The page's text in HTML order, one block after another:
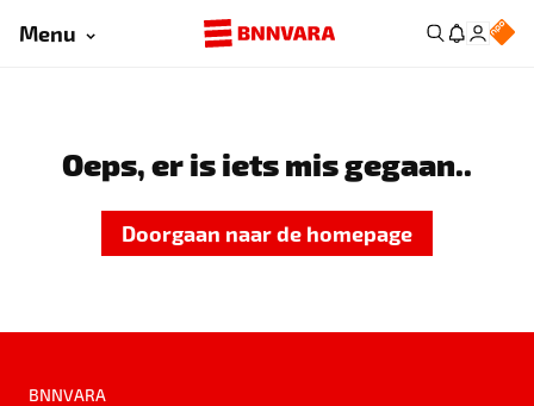
Menu
Oeps, er is iets mis gegaan..
Doorgaan naar de homepage
BNNVARA